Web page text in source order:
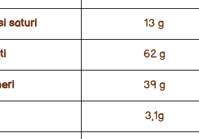
saturi 13 g
62 g
39 g
3,1g